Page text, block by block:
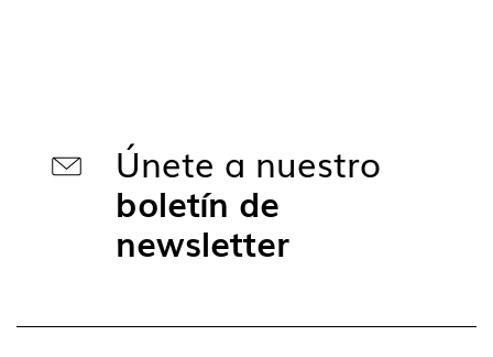
Únete a nuestro
boletín de
newsletter